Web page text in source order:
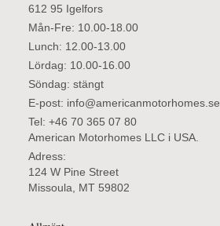
612 95 Igelfors
Mån-Fre: 10.00-18.00
Lunch: 12.00-13.00
Lördag: 10.00-16.00
Söndag: stängt
E-post: info@americanmotorhomes.se
Tel: +46 70 365 07 80
American Motorhomes LLC i USA.
Adress:
124 W Pine Street
Missoula, MT 59802